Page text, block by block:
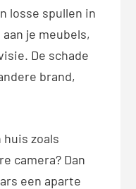
losse spullen in
je meubels,
De schade
brand,
zoals
camera? Dan
een aparte